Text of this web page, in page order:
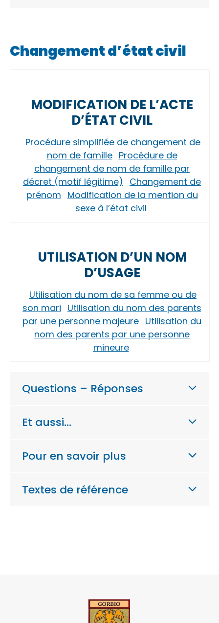
Changement d’état civil
MODIFICATION DE L’ACTE
D’ÉTAT CIVIL
Procédure simplifiée de changement de
nom de famille Procédure de
changement de nom de famille par
décret (motif légitime)
Changement de
prénom Modification de la mention du
sexe à l’état civil
UTILISATION D’UN NOM
D’USAGE
Utilisation du nom de sa femme ou de
son mari Utilisation du nom des parents
par une personne majeure Utilisation du
nom des parents par une personne
mineure
Questions – Réponses
Et aussi…
Pour en savoir plus
Textes de référence